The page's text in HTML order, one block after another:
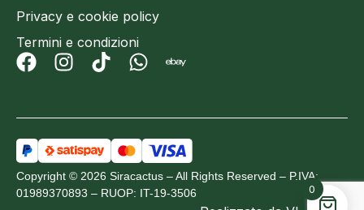
Privacy e cookie policy
Termini e condizioni
Copyright © 2026 Siracactus – All Rights Reserved – P.IVA:
01989370893 – RUOP: IT-19-3506
0